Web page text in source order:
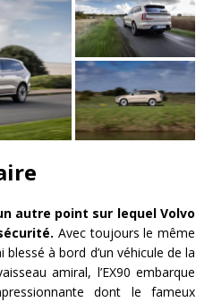
autre point sur lequel Volvo
Avec toujours le même
à bord d’un véhicule de la
amiral, l’EX90 embarque
dont le fameux